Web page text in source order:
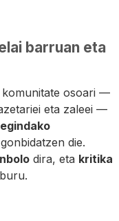
barruan eta
osoari —
eta zaleei —
gonbidatzen die.
dira, eta kritika